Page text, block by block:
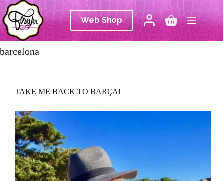
Ga
naar
de
inhoud
Web Shop Winkelwagen
barcelona
TAKE ME BACK TO BARÇA!